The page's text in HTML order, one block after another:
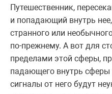
Путешественник,
и попадающий внутрь
странного или
по-прежнему. А вот для
пределами этой сферы,
падающего внутрь
сигналы от него будут